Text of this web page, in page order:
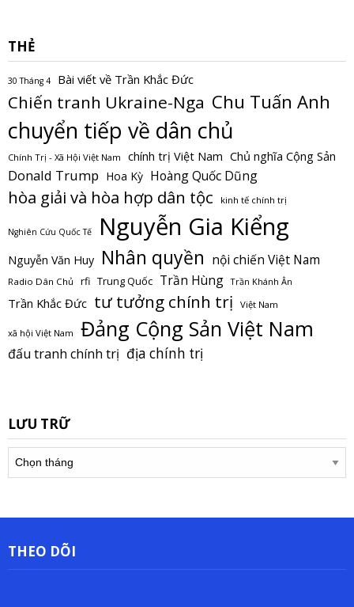
THẺ
30 Tháng 4 Bài viết về Trần Khắc Đức
Chiến tranh Ukraine-Nga Chu Tuấn Anh
chuyển tiếp về dân chủ
Chính Trị - Xã Hội Việt Nam chính trị Việt Nam Chủ nghĩa Cộng Sản
Donald Trump Hoa Kỳ Hoàng Quốc Dũng
hòa giải và hòa hợp dân tộc kinh tế chính trị
Nghiên Cứu Quốc Tế Nguyễn Gia Kiểng
Nguyễn Văn Huy Nhân quyền nội chiến Việt Nam
Radio Dân Chủ rfi Trung Quốc Trần Hùng Trần Khánh Ân
Trần Khắc Đức tư tưởng chính trị Việt Nam
xã hội Việt Nam Đảng Cộng Sản Việt Nam
đấu tranh chính trị địa chính trị
LƯU TRỮ
Lưu
THEO DÕI